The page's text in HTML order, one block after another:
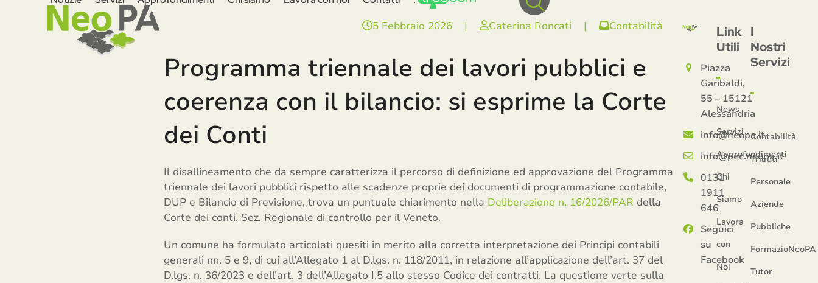
5 Febbraio 2026 | Caterina Roncati | Contabilità
Programma triennale dei lavori pubblici e
coerenza con il bilancio: si esprime la Corte
dei Conti
Il disallineamento che da sempre caratterizza il percorso di definizione ed approvazione del Programma
triennale dei lavori pubblici rispetto alle scadenze proprie dei documenti di programmazione contabile,
DUP e Bilancio di Previsione, trova un puntuale chiarimento nella Deliberazione n. 16/2026/PAR della
Corte dei conti, Sez. Regionale di controllo per il Veneto.
Un comune ha formulato articolati quesiti in merito alla corretta interpretazione dei Principi contabili
generali nn. 5 e 9, di cui all’Allegato 1 al D.lgs. n. 118/2011, in relazione all’applicazione dell’art. 37 del
D.lgs. n. 36/2023 e dell’art. 3 dell’Allegato I.5 allo stesso Codice dei contratti. La questione verte sulla
Piazza
Garibaldi,
55 – 15121
Alessandria
info@neopa.it
info@pec.neopa.it
0131
1911
646
Seguici
su
Facebook
Link
Utili
News
Servizi
Approfondimenti
Chi
Siamo
Lavora
con
Noi
I
Nostri
Servizi
Contabilità
Tributi
Personale
Aziende
Pubbliche
FormazioNeoPA
Tutor